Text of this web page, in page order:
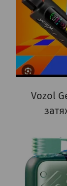
Vozol